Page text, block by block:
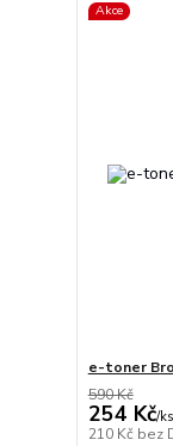
Akce
e-toner
590 Kč
254 Kč/ks
210 Kč bez